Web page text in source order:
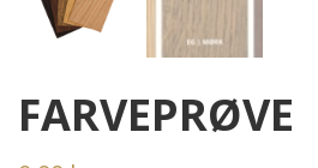
FARVEPRØVE